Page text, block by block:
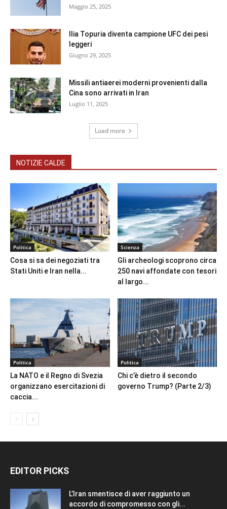
Maggio 25, 2025
Ilia Topuria diventa campione UFC dei pesi
leggeri
Giugno 29, 2025
Missili antiaerei moderni provenienti dalla
Cina sono arrivati in Iran
Luglio 11, 2025
Load more
NOTIZIE CALDE
Politica
Cosa si sa dei negoziati tra
Stati Uniti e Iran nella...
Scienza
Gli archeologi scoprono circa
250 navi affondate con tesori
al largo...
Politica
La NATO e il Regno di Svezia
organizzano esercitazioni di
caccia...
Politica
Chi c’è dietro il secondo
governo Trump? (Parte 2/3)
EDITOR PICKS
L’Iran smentisce di aver raggiunto un
accordo di compromesso con gli...